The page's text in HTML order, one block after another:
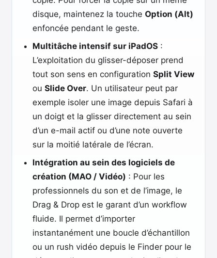
disque, maintenez la touche Option (Alt)
enfoncée pendant le geste.
Multitâche intensif sur iPadOS :
L’exploitation du glisser-déposer prend
tout son sens en configuration Split View
ou Slide Over. Un utilisateur peut par
exemple isoler une image depuis Safari à
un doigt et la glisser directement au sein
d’un e-mail actif ou d’une note ouverte
sur la moitié latérale de l’écran.
Intégration au sein des logiciels de
création (MAO / Vidéo) : Pour les
professionnels du son et de l’image, le
Drag & Drop est le garant d’un workflow
fluide. Il permet d’importer
instantanément une boucle d’échantillon
ou un rush vidéo depuis le Finder pour le